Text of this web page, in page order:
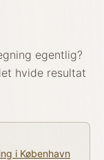
egentlig?
hvide resultat
i København